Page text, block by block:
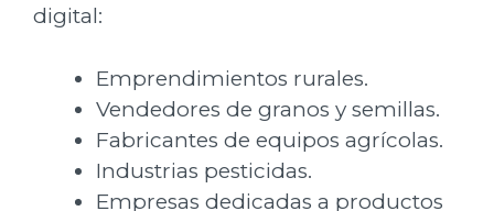
digital:
Emprendimientos rurales.
Vendedores de granos y semillas.
Fabricantes de equipos agrícolas.
Industrias pesticidas.
Empresas dedicadas a productos